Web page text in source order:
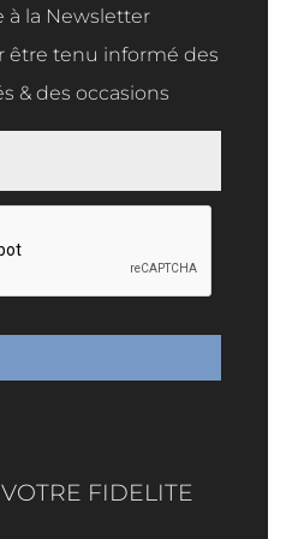
à la Newsletter
être tenu informé des
& des occasions
FIDELITE